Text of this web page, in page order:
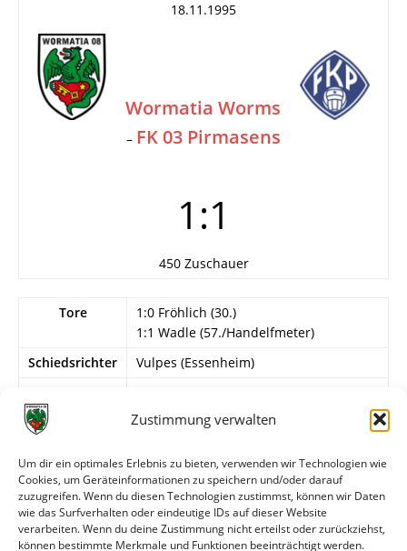
Zustimmung verwalten
Um dir ein optimales Erlebnis zu bieten, verwenden wir Technologien wie
Cookies, um Geräteinformationen zu speichern und/oder darauf
zuzugreifen. Wenn du diesen Technologien zustimmst, können wir Daten
wie das Surfverhalten oder eindeutige IDs auf dieser Website
verarbeiten. Wenn du deine Zustimmung nicht erteilst oder zurückziehst,
können bestimmte Merkmale und Funktionen beeinträchtigt werden.
18.11.1995
Wormatia Worms
– FK 03 Pirmasens
1:1
450 Zuschauer
Tore
1:0 Fröhlich (30.)
1:1 Wadle (57./Handelfmeter)
Schiedsrichter
Vulpes (Essenheim)
Wormatia Worms
Reeb, Merz (85. Lamoth), Balz (46.
Malkoc), M. Fröhlich, Zimmer, Graber, S.
Schmitt, T. Bopp. Trainer: Schlösser.